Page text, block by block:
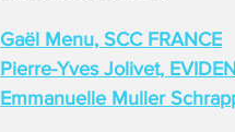
Gaël Menu, SCC FRANCE
Pierre-Yves Jolivet, EVIDEN
Emmanuelle Muller